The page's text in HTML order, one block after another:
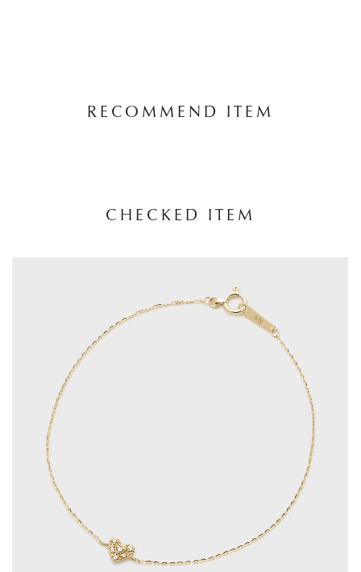
RECOMMEND ITEM
CHECKED ITEM